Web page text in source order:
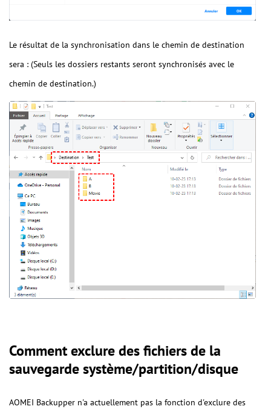
Le résultat de la synchronisation dans le chemin de destination
sera : (Seuls les dossiers restants seront synchronisés avec le
chemin de destination.)
Comment exclure des fichiers de la
sauvegarde système/partition/disque
AOMEI Backupper n'a actuellement pas la fonction d'exclure des